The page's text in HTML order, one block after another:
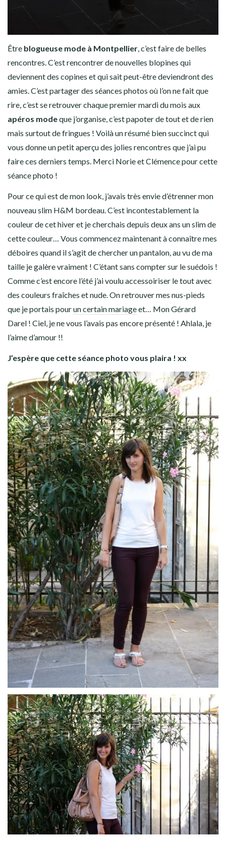
Être blogueuse mode à Montpellier, c’est faire de belles
rencontres. C’est rencontrer de nouvelles blopines qui
deviennent des copines et qui sait peut-être deviendront des
amies. C’est partager des séances photos où l’on ne fait que
rire, c’est se retrouver chaque premier mardi du mois aux
apéros modeque j’organise, c’est papoter de tout et de rien
mais surtout de fringues ! Voilà un résumé bien succinct qui
vous donne un petit aperçu des jolies rencontres que j’ai pu
faire ces derniers temps. Merci Norie et Clémence pour cette
séance photo !
Pour ce qui est de mon look, j’avais très envie d’étrenner mon
nouveau slim H&M bordeau. C’est incontestablement la
couleur de cet hiver et je cherchais depuis deux ans un slim de
cette couleur… Vous commencez maintenant à connaître mes
déboires quand il s’agit de chercher un pantalon, au vu de ma
taille je galère vraiment ! C’étant sans compter sur le suédois !
Comme c’est encore l’été j’ai voulu accessoiriser le tout avec
des couleurs fraîches et nude. On retrouver mes nus-pieds
que je portais pourun certain mariageet… Mon Gérard
Darel ! Ciel, je ne vous l’avais pas encore présenté ! Ahlala, je
l’aime d’amour !!
J’espère que cette séance photo vous plaira ! xx